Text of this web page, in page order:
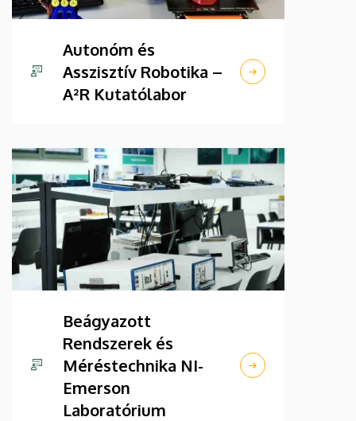
Autonóm és
Asszisztív Robotika –
A²R Kutatólabor
Beágyazott
Rendszerek és
Méréstechnika NI-
Emerson
Laboratórium